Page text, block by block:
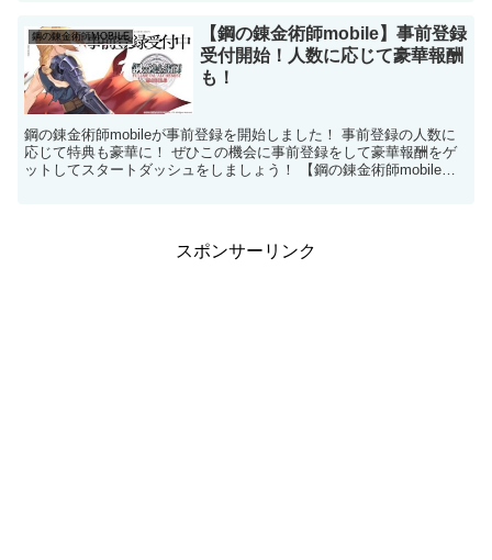
鋼の錬金術師MOBILE
【鋼の錬金術師mobile】事前登録
受付開始！人数に応じて豪華報酬
も！
鋼の錬金術師mobileが事前登録を開始しました！ 事前登録の人数に
応じて特典も豪華に！ ぜひこの機会に事前登録をして豪華報酬をゲ
ットしてスタートダッシュをしましょう！ 【鋼の錬金術師mobile】
スポンサーリンク